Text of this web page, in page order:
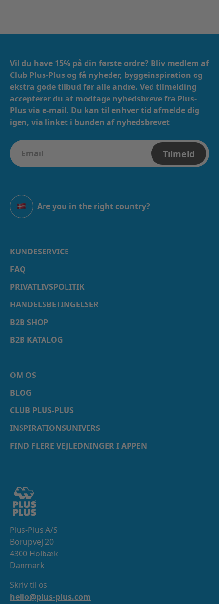
Plus-Plus A/S
Borupvej 20
4300 Holbæk
Danmark
Skriv til os
hello@plus-plus.com
KUNDESERVICE
FAQ
PRIVATLIVSPOLITIK
HANDELSBETINGELSER
B2B SHOP
B2B KATALOG
OM OS
BLOG
CLUB PLUS-PLUS
INSPIRATIONSUNIVERS
FIND FLERE VEJLEDNINGER I APPEN
Vil du have 15% på din første ordre? Bliv medlem af
Club Plus-Plus og få nyheder, byggeinspiration og
ekstra gode tilbud før alle andre. Ved tilmelding
accepterer du at modtage nyhedsbreve fra Plus-
Plus via e-mail. ​​ Du kan til enhver tid afmelde dig
igen, via linket i bunden af nyhedsbrevet
Tilmeld
Danmark
Are you in the right country?